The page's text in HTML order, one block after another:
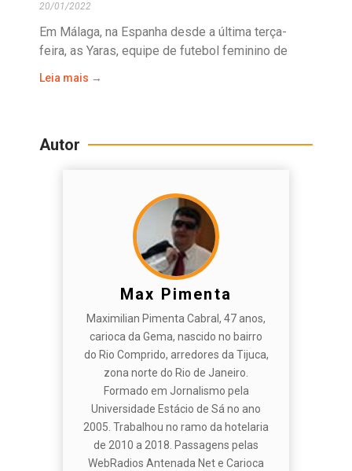
20/01/2022
Em Málaga, na Espanha desde a última terça-
feira, as Yaras, equipe de futebol feminino de
Leia mais →
Autor
Max Pimenta
Maximilian Pimenta Cabral, 47 anos,
carioca da Gema, nascido no bairro
do Rio Comprido, arredores da Tijuca,
zona norte do Rio de Janeiro.
Formado em Jornalismo pela
Universidade Estácio de Sá no ano
2005. Trabalhou no ramo da hotelaria
de 2010 a 2018. Passagens pelas
WebRadios Antenada Net e Carioca